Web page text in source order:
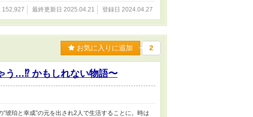
152,927 最終更新日 2025.04.21 登録日 2024.04.27
お気に入りに追加 2
う…⁉︎ かもしれない物語〜
琥珀と幸成”の元を出され2人で生活することに。時は